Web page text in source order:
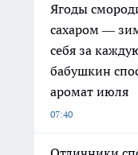
Ягоды
сахаром —
себя за
бабушкин
аромат июля
07:40